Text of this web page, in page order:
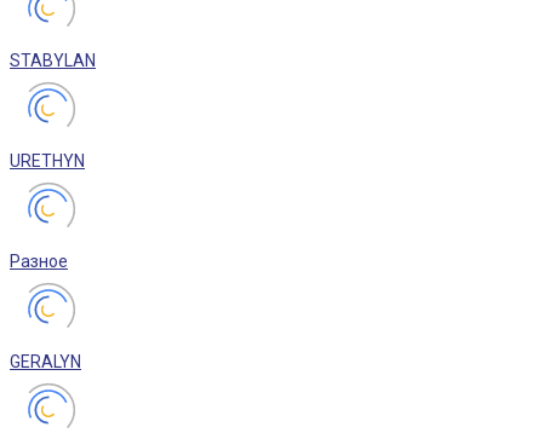
STABYLAN
URETHYN
Разное
GERALYN